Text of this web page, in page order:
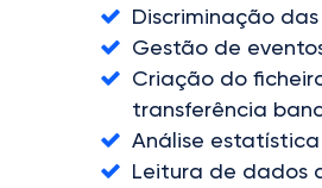
Discriminação
Gestão de
Criação do
transferência
Análise estatística
Leitura de dados